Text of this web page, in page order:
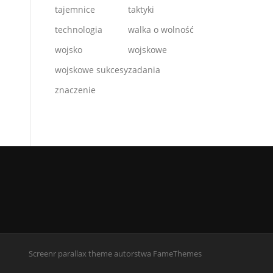
tajemnice
taktyki
technologia
walka o wolność
wojsko
wojskowe
wojskowe sukcesyzadania
znaczenie
Screenr parallax themeautorstwa FameThemes